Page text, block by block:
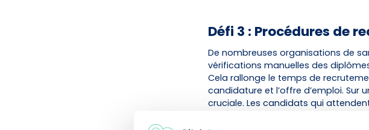
Défi 3 : Procédures de
De nombreuses organisations de
vérifications manuelles des
Cela rallonge le temps de
candidature et l’offre d’emploi.
cruciale. Les candidats qui